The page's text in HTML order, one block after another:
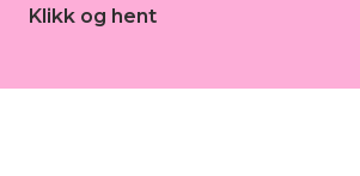
Klikk og hent